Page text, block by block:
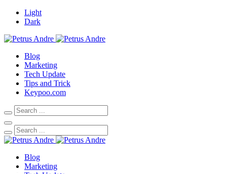
Light
Dark
Blog
Marketing
Tech Update
Tips and Trick
Keypoo.com
Blog
Marketing